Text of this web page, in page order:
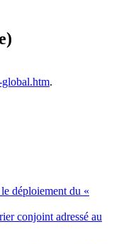
global.htm.
déploiement du «
conjoint adressé au